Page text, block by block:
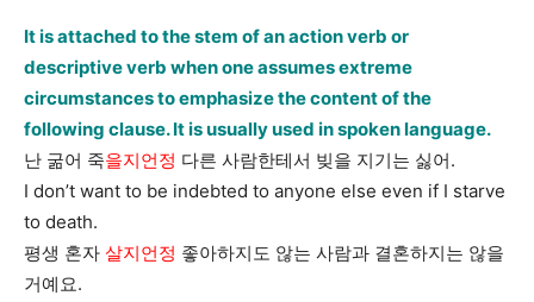
It is attached to the stem of an action verb or
descriptive verb when one assumes extreme
circumstances to emphasize the content of the
following clause. It is usually used in spoken language.
난 굶어 죽을지언정 다른 사람한테서 빚을 지기는 싫어.
I don’t want to be indebted to anyone else even if I starve
to death.
평생 혼자 살지언정 좋아하지도 않는 사람과 결혼하지는 않을
거예요.